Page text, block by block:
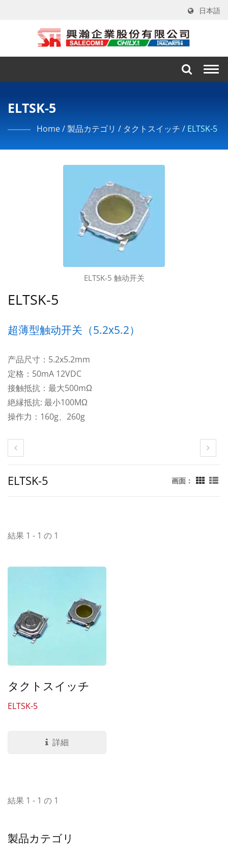
日本語
ELTSK-5
Home/製品カテゴリ / タクトスイッチ / ELTSK-5
ELTSK-5 触动开关
ELTSK-5
超薄型触动开关（5.2x5.2）
产品尺寸：5.2x5.2mm
定格：50mA 12VDC
接触抵抗：最大500mΩ
絶縁抵抗: 最小100MΩ
操作力：160g、260g
ELTSK-5 画面：
結果 1 - 1 の 1
タクトスイッチ
ELTSK-5
詳細
結果 1 - 1 の 1
製品カテゴリ